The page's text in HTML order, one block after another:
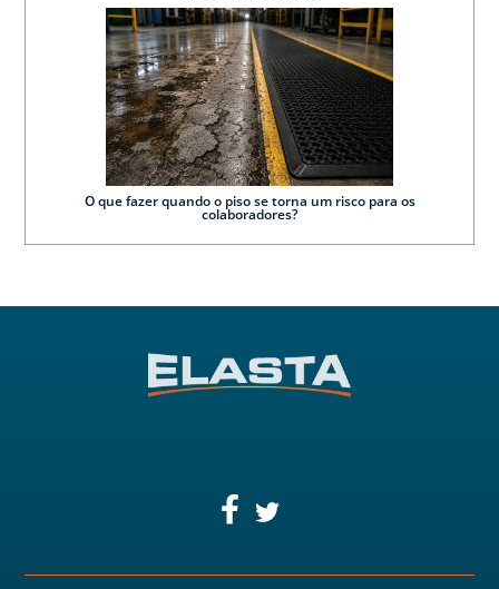
O que fazer quando o piso se torna um risco para os
colaboradores?